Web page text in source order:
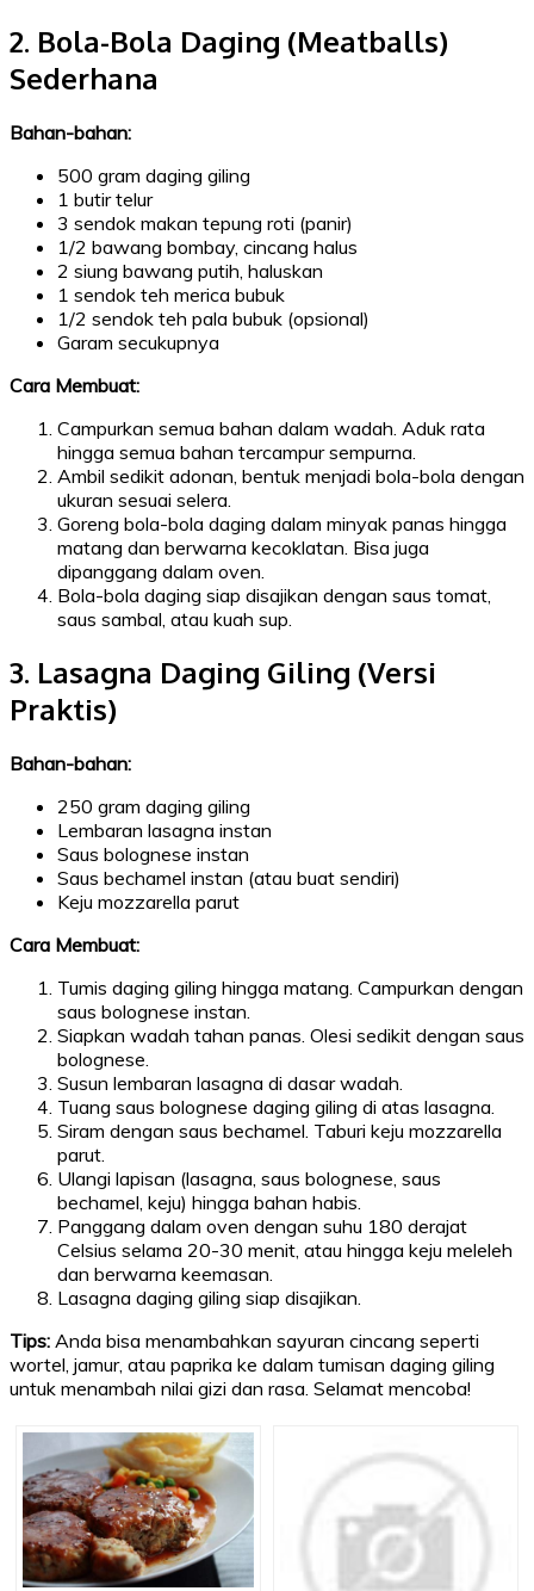
2. Bola-Bola Daging (Meatballs)
Sederhana
Bahan-bahan:
500 gram daging giling
1 butir telur
3 sendok makan tepung roti (panir)
1/2 bawang bombay, cincang halus
2 siung bawang putih, haluskan
1 sendok teh merica bubuk
1/2 sendok teh pala bubuk (opsional)
Garam secukupnya
Cara Membuat:
Campurkan semua bahan dalam wadah. Aduk rata
hingga semua bahan tercampur sempurna.
Ambil sedikit adonan, bentuk menjadi bola-bola dengan
ukuran sesuai selera.
Goreng bola-bola daging dalam minyak panas hingga
matang dan berwarna kecoklatan. Bisa juga
dipanggang dalam oven.
Bola-bola daging siap disajikan dengan saus tomat,
saus sambal, atau kuah sup.
3. Lasagna Daging Giling (Versi
Praktis)
Bahan-bahan:
250 gram daging giling
Lembaran lasagna instan
Saus bolognese instan
Saus bechamel instan (atau buat sendiri)
Keju mozzarella parut
Cara Membuat:
Tumis daging giling hingga matang. Campurkan dengan
saus bolognese instan.
Siapkan wadah tahan panas. Olesi sedikit dengan saus
bolognese.
Susun lembaran lasagna di dasar wadah.
Tuang saus bolognese daging giling di atas lasagna.
Siram dengan saus bechamel. Taburi keju mozzarella
parut.
Ulangi lapisan (lasagna, saus bolognese, saus
bechamel, keju) hingga bahan habis.
Panggang dalam oven dengan suhu 180 derajat
Celsius selama 20-30 menit, atau hingga keju meleleh
dan berwarna keemasan.
Lasagna daging giling siap disajikan.
Tips: Anda bisa menambahkan sayuran cincang seperti
wortel, jamur, atau paprika ke dalam tumisan daging giling
untuk menambah nilai gizi dan rasa. Selamat mencoba!